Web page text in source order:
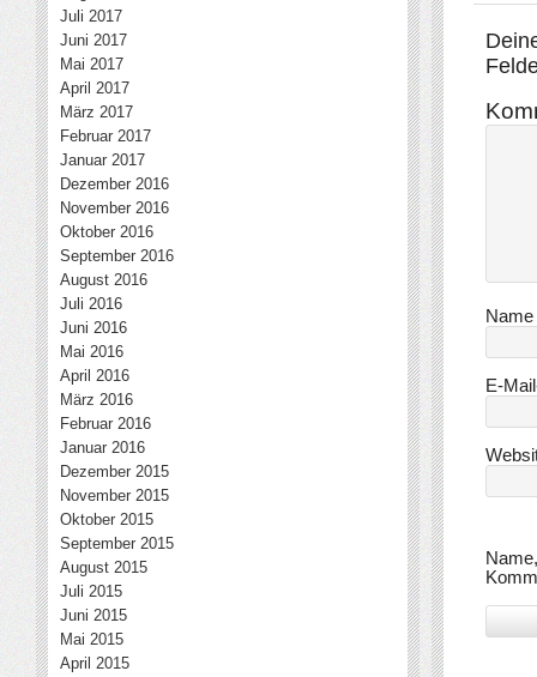
Name
E-
Juli 2017
Juni 2017
Mai 2017
April 2017
März 2017
Februar 2017
Januar 2017
Dezember 2016
November 2016
Oktober 2016
September 2016
August 2016
Juli 2016
Juni 2016
Mai 2016
April 2016
März 2016
Februar 2016
Januar 2016
Dezember 2015
November 2015
Oktober 2015
September 2015
August 2015
Juli 2015
Juni 2015
Mai 2015
April 2015